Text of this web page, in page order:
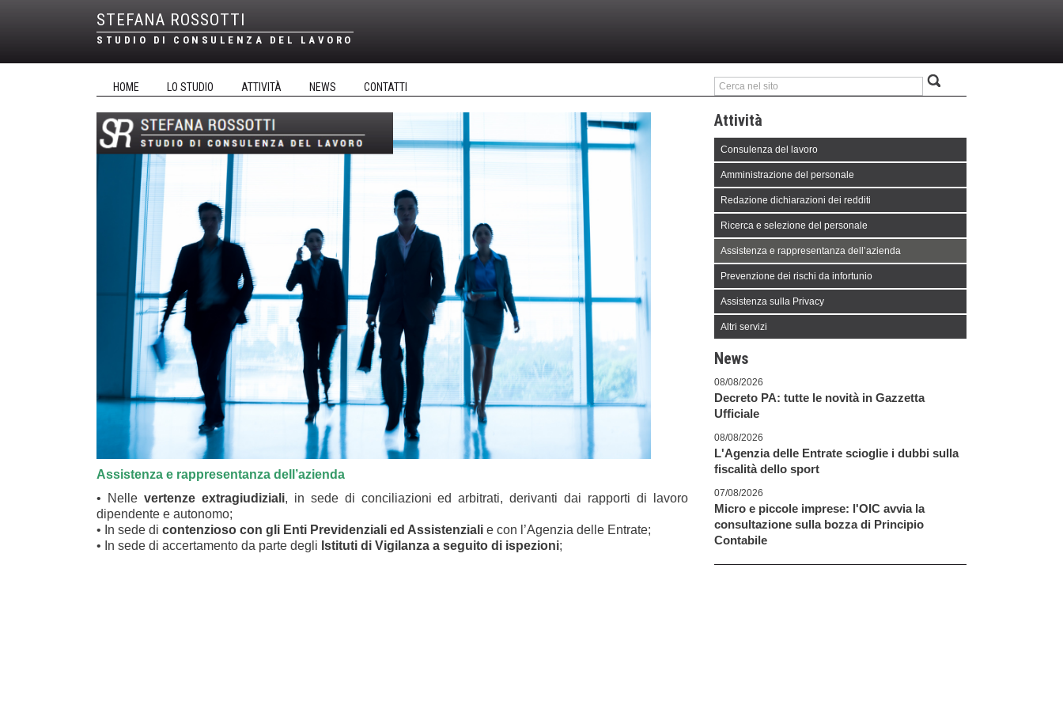
STEFANA ROSSOTTI
STUDIO DI CONSULENZA DEL LAVORO
HOME LO STUDIO ATTIVITÀ NEWS CONTATTI
Assistenza e rappresentanza dell’azienda
• Nelle vertenze extragiudiziali, in sede di conciliazioni ed arbitrati, derivanti dai rapporti di lavoro
dipendente e autonomo;
• In sede di contenzioso con gli Enti Previdenziali ed Assistenziali e con l’Agenzia delle Entrate;
• In sede di accertamento da parte degli Istituti di Vigilanza a seguito di ispezioni;
Attività
Consulenza del lavoro
Amministrazione del personale
Redazione dichiarazioni dei redditi
Ricerca e selezione del personale
Assistenza e rappresentanza dell’azienda
Prevenzione dei rischi da infortunio
Assistenza sulla Privacy
Altri servizi
News
08/08/2026
Decreto PA: tutte le novità in Gazzetta
Ufficiale
08/08/2026
L'Agenzia delle Entrate scioglie i dubbi sulla
fiscalità dello sport
07/08/2026
Micro e piccole imprese: l'OIC avvia la
consultazione sulla bozza di Principio
Contabile